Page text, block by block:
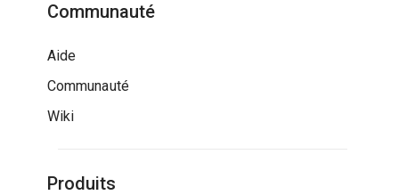
Communauté
Aide
Communauté
Wiki
Produits